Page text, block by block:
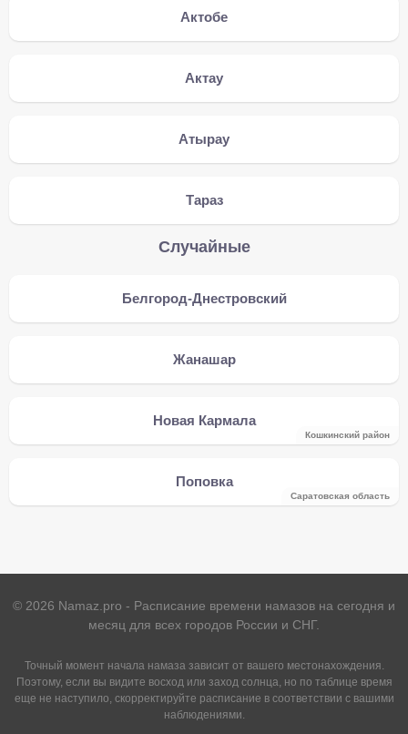
Актобе
Актау
Атырау
Тараз
Случайные
Белгород-Днестровский
Жанашар
Новая Кармала
Кошкинский район
Поповка
Саратовская область
© 2026 Namaz.pro - Расписание времени намазов на сегодня и
месяц для всех городов России и СНГ.
Точный момент начала намаза зависит от вашего местонахождения.
Поэтому, если вы видите восход или заход солнца, но по таблице время
еще не наступило, скорректируйте расписание в соответствии с вашими
наблюдениями.